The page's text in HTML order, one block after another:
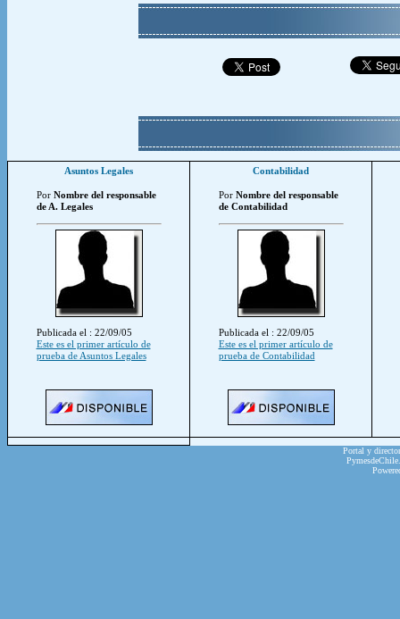
Asuntos Legales
Por Nombre del responsable
de A. Legales
Publicada el : 22/09/05
Este es el primer artículo de
prueba de Asuntos Legales
Contabilidad
Por Nombre del responsable
de Contabilidad
Publicada el : 22/09/05
Este es el primer artículo de
prueba de Contabilidad
Portal y